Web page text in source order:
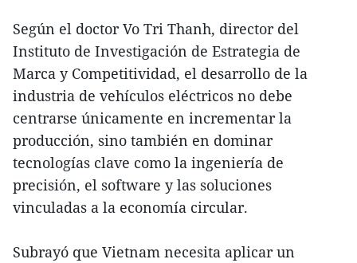
Según el doctor Vo Tri Thanh, director del
Instituto de Investigación de Estrategia de
Marca y Competitividad, el desarrollo de la
industria de vehículos eléctricos no debe
centrarse únicamente en incrementar la
producción, sino también en dominar
tecnologías clave como la ingeniería de
precisión, el software y las soluciones
vinculadas a la economía circular.
Subrayó que Vietnam necesita aplicar un